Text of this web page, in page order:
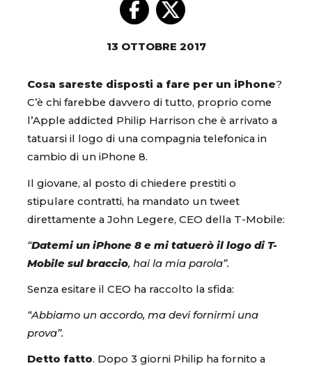
13 OTTOBRE 2017
Cosa sareste disposti a fare per un iPhone?
C’è chi farebbe davvero di tutto, proprio come
l’Apple addicted Philip Harrison che è arrivato a
tatuarsi il logo di una compagnia telefonica in
cambio di un iPhone 8.
Il giovane, al posto di chiedere prestiti o
stipulare contratti, ha mandato un tweet
direttamente a John Legere, CEO della T-Mobile:
“Datemi un iPhone 8 e mi tatuerò il logo di T-
Mobile sul braccio, hai la mia parola”.
Senza esitare il CEO ha raccolto la sfida:
“Abbiamo un accordo, ma devi fornirmi una
prova”.
Detto fatto. Dopo 3 giorni Philip ha fornito a